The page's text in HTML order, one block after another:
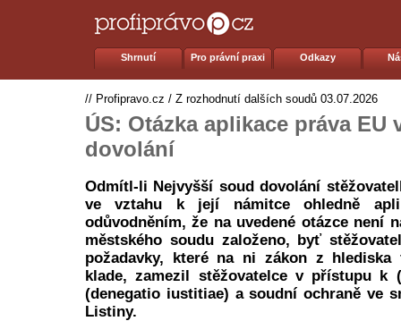
Shrnutí Pro právní praxi Odkazy
// Profipravo.cz / Z rozhodnutí dalších soudů 03.07.2026
ÚS: Otázka aplikace práva EU
dovolání
Odmítl-li Nejvyšší soud dovolání
ve vztahu k její námitce ohledně
odůvodněním, že na uvedené otázce není
městského soudu založeno, byť
požadavky, které na ni zákon z hlediska
klade, zamezil stěžovatelce v přístupu k
(denegatio iustitiae) a soudní ochraně ve
Listiny.